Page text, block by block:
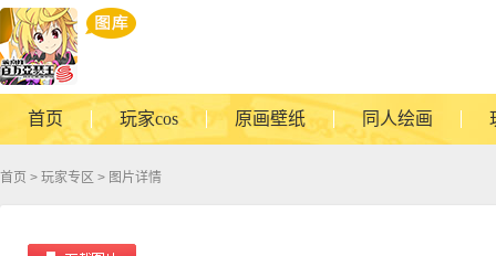
首页 玩家cos 原画壁纸 同人绘画
首页 > 玩家专区 > 图片详情